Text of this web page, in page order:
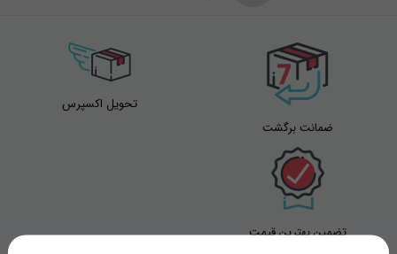
ضمانت برگشت
تحویل اکسپرس
تضمین بهترین قیمت